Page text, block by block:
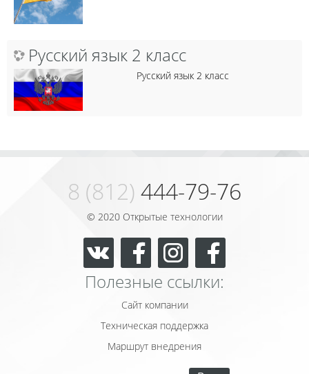
Русский язык 2 класс
Русский язык 2 класс
8 (812) 444-79-76
© 2020 Открытые технологии
Полезные ссылки:
Сайт компании
Техническая поддержка
Маршрут внедрения